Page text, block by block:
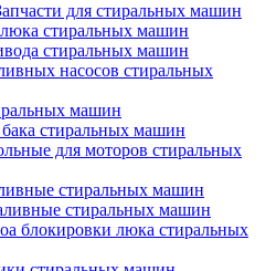
для стиральных машин
стиральных машин
стиральных машин
насосов стиральных
машин
стиральных машин
для моторов стиральных
стиральных машин
стиральных машин
блокировки люка стиральных